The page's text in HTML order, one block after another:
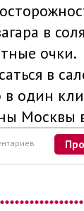
в
очки.
в
в один
Москвы